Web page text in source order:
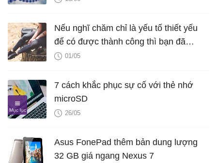
Nếu nghĩ chăm chỉ là yếu tố thiết yếu
để có được thành công thì bạn đã
nhầm!
01/05
7 cách khắc phục sự cố với thẻ nhớ
microSD
26/05
Asus FonePad thêm bản dung lượng
32 GB giá ngang Nexus 7